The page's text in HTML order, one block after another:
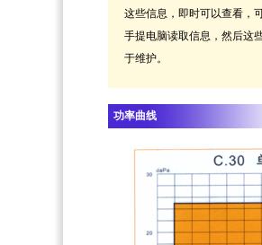
这些信息，即时可以查看，
手提电脑读取信息，然后这
于维护。
功率曲线